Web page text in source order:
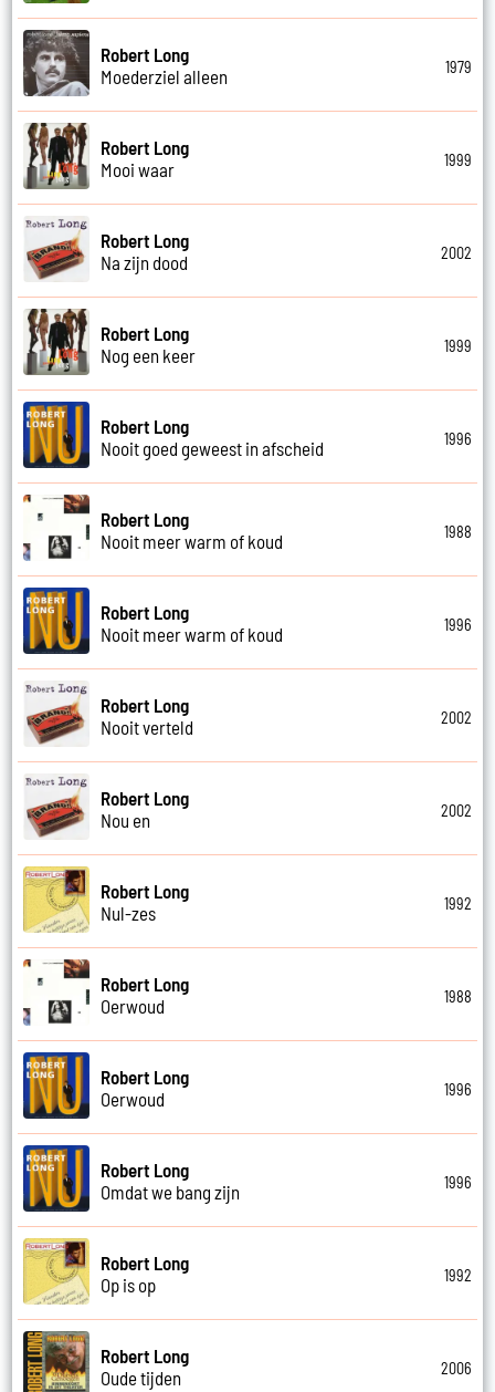
Robert Long
Moederziel alleen
1979
Robert Long
Mooi waar
1999
Robert Long
Na zijn dood
2002
Robert Long
Nog een keer
1999
Robert Long
Nooit goed geweest in afscheid
1996
Robert Long
Nooit meer warm of koud
1988
Robert Long
Nooit meer warm of koud
1996
Robert Long
Nooit verteld
2002
Robert Long
Nou en
2002
Robert Long
Nul-zes
1992
Robert Long
Oerwoud
1988
Robert Long
Oerwoud
1996
Robert Long
Omdat we bang zijn
1996
Robert Long
Op is op
1992
Robert Long
Oude tijden
2006